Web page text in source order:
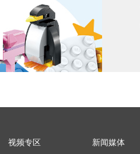
视频专区 新闻媒体